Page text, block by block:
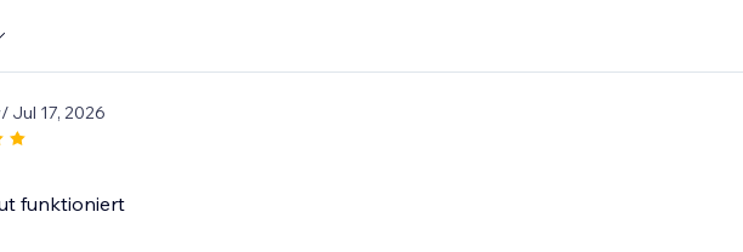
/ Jul 17, 2026
funktioniert